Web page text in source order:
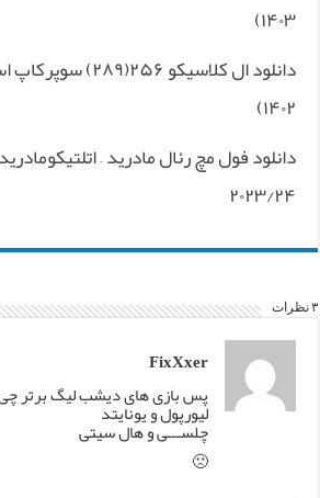
۱۴۰۳)
۱۴۰۲)
دانلود فول مچ رئال مادرید –
۲۰۲۳/۲۴
۳ نظرات
FixXxer
پس بازی های دیشب لیگ برتر
لیورپول و یونایتد
چلســـی و هال سیتی
🙁